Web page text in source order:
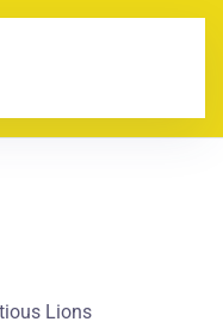
Lions